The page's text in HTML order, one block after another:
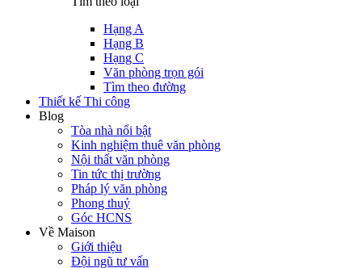
Hạng A
Hạng B
Hạng C
Văn phòng trọn gói
Tìm theo đường
Thiết kế Thi công
Blog
Tòa nhà nổi bật
Kinh nghiệm thuê văn phòng
Nội thất văn phòng
Tin tức thị trường
Pháp lý văn phòng
Phong thuỷ
Góc HCNS
Về Maison
Giới thiệu
Đội ngũ tư vấn